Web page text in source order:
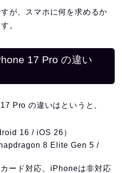
が、スマホに何を求めるか
。
17 Pro の違い
Pro の違いはというと、
16 / iOS 26）
8 Elite Gen 5 /
ード対応、iPhoneは非対応